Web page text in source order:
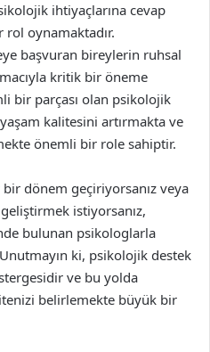
ihtiyaçlarına cevap
oynamaktadır.
başvuran bireylerin ruhsal
kritik bir öneme
bir parçası olan psikolojik
kalitesini artırmakta ve
önemli bir role sahiptir.
bir dönem geçiriyorsanız veya
istiyorsanız,
bulunan psikologlarla
ki, psikolojik destek
ve bu yolda
belirlemekte büyük bir